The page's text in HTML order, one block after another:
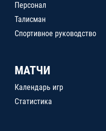
Персонал
Талисман
Спортивное руководство
МАТЧИ
Календарь игр
Статистика